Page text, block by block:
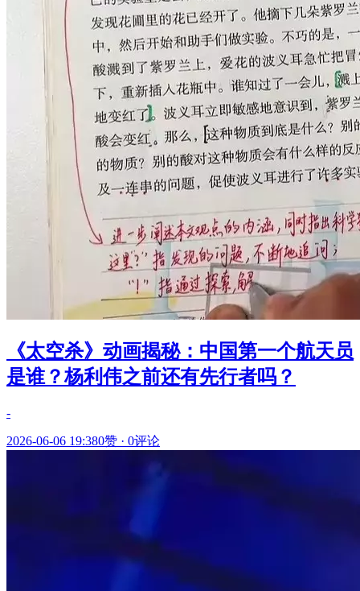
《太空杀》动画揭秘：中国第一个航天员
是谁？杨利伟之前还有先行者吗？
-
2026-06-06 19:380赞 · 0评论